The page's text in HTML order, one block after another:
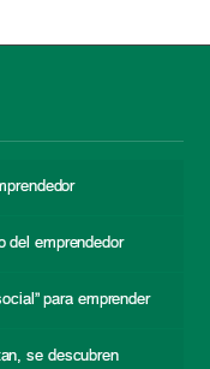
del emprendedor
para emprender
se descubren